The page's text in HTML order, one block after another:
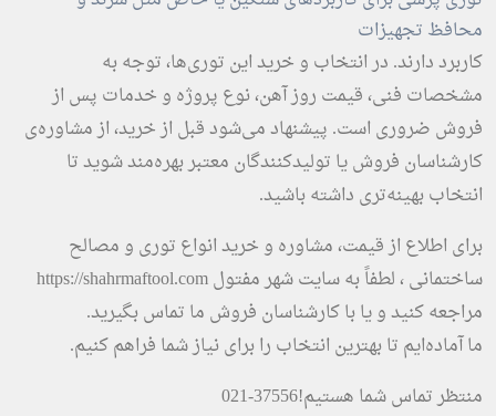
محافظ تجهیزات
کاربرد دارند. در انتخاب و خرید این توری‌ها، توجه به
مشخصات فنی، قیمت روز آهن، نوع پروژه و خدمات پس از
فروش ضروری است. پیشنهاد می‌شود قبل از خرید، از مشاوره‌ی
کارشناسان فروش یا تولیدکنندگان معتبر بهره‌مند شوید تا
انتخاب بهینه‌تری داشته باشید.
برای اطلاع از قیمت، مشاوره و خرید انواع توری و مصالح
ساختمانی ، لطفاً به سایت شهر مفتول https://shahrmaftool.com
مراجعه کنید و یا با کارشناسان فروش ما تماس بگیرید.
ما آماده‌ایم تا بهترین انتخاب را برای نیاز شما فراهم کنیم.
منتظر تماس شما هستیم!37556-021